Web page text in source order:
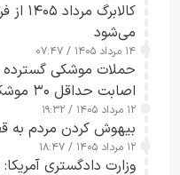
می‌شود
۱۴ مرداد ۱۴۰۵ / ۰۷:۴۷
حملات موشکی گسترده
اصابت حداقل ۳۰ موشک بالستیک+ ویدیو
۱۲ مرداد ۱۴۰۵ / ۱۹:۳۲
بیهوش کردن مردم به
۱۲ مرداد ۱۴۰۵ / ۱۸:۴۷